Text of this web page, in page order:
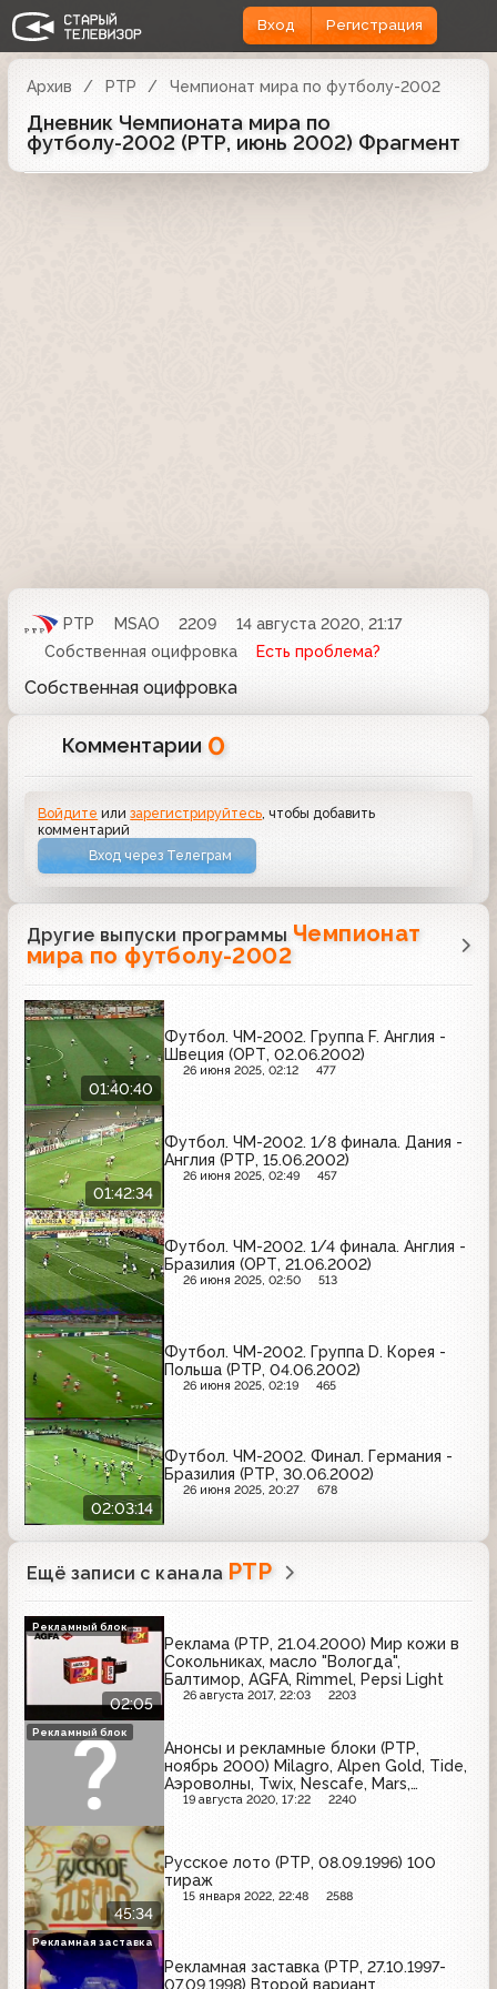
Вход Регистрация
Архив РТР Чемпионат мира по футболу-2002
Дневник Чемпионата мира по
футболу-2002 (РТР, июнь 2002) Фрагмент
РТР MSAO 2209
14 августа 2020, 21:17
Собственная оцифровка
Есть проблема?
Собственная оцифровка
Комментарии 0
Войдите илизарегистрируйтесь , чтобы добавить
комментарий
Вход через Телеграм
Другие выпуски программы Чемпионат
мира по футболу-2002
01:40:40
Футбол. ЧМ-2002. Группа F. Англия -
Швеция (ОРТ, 02.06.2002)
26 июня 2025, 02:12 477
01:42:34
Футбол. ЧМ-2002. 1/8 финала. Дания -
Англия (РТР, 15.06.2002)
26 июня 2025, 02:49 457
Футбол. ЧМ-2002. 1/4 финала. Англия -
Бразилия (ОРТ, 21.06.2002)
26 июня 2025, 02:50 513
Футбол. ЧМ-2002. Группа D. Корея -
Польша (РТР, 04.06.2002)
26 июня 2025, 02:19 465
02:03:14
Футбол. ЧМ-2002. Финал. Германия -
Бразилия (РТР, 30.06.2002)
26 июня 2025, 20:27 678
Ещё записи с канала РТР
02:05
Реклама (РТР, 21.04.2000) Мир кожи в
Сокольниках, масло "Вологда",
Балтимор, AGFA, Rimmel, Pepsi Light
26 августа 2017, 22:03 2203
Рекламный блок
Анонсы и рекламные блоки (РТР,
ноябрь 2000) Milagro, Alpen Gold, Tide,
Аэроволны, Twix, Nescafe, Mars,
Pepsodent, Jacobs, Dirol, Nesquik
19 августа 2020, 17:22 2240
Рекламный блок
45:34
Русское лото (РТР, 08.09.1996) 100
тираж
15 января 2022, 22:48 2588
Рекламная заставка (РТР, 27.10.1997-
07.09.1998) Второй вариант
Рекламная заставка